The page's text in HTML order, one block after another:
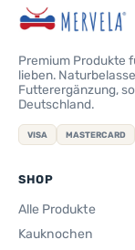
Premium Produkte
lieben.
Futterergänzung,
Deutschland.
VISA MASTERCARD
SHOP
Alle Produkte
Kauknochen